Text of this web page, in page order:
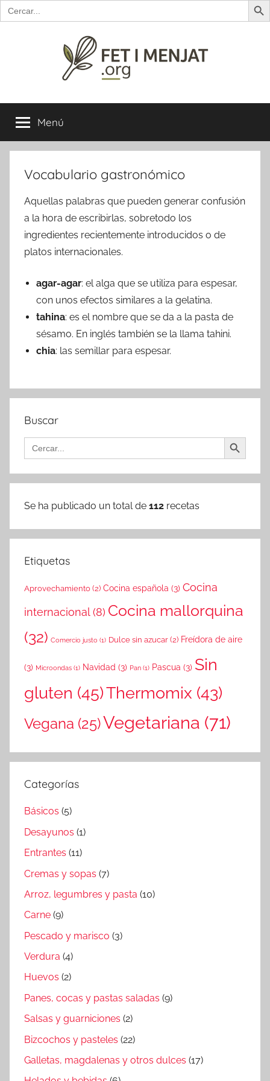
Buscar:
Fet
i
menjat
Mallorca…
i
de
fora
Mallorca
Menú
Vocabulario gastronómico
Aquellas palabras que pueden generar confusión
a la hora de escribirlas, sobretodo los
ingredientes recientemente introducidos o de
platos internacionales.
agar-agar: el alga que se utiliza para espesar,
con unos efectos similares a la gelatina.
tahina: es el nombre que se da a la pasta de
sésamo. En inglés también se la llama tahini.
chia: las semillar para espesar.
Buscar
Buscar: Botón de búsqueda
Se ha publicado un total de 112 recetas
Etiquetas
Aprovechamiento (2) Cocina española (3) Cocina
internacional(8) Cocina mallorquina
(32) Comercio justo (1) Dulce sin azucar (2) Freídora de aire
(3) Microondas (1) Navidad (3) Pan (1) Pascua (3) Sin
gluten (45)Thermomix (43)
Vegana (25)Vegetariana (71)
Categorías
Básicos (5)
Desayunos (1)
Entrantes (11)
Cremas y sopas (7)
Arroz, legumbres y pasta (10)
Carne (9)
Pescado y marisco (3)
Verdura (4)
Huevos (2)
Panes, cocas y pastas saladas (9)
Salsas y guarniciones (2)
Bizcochos y pasteles (22)
Galletas, magdalenas y otros dulces (17)